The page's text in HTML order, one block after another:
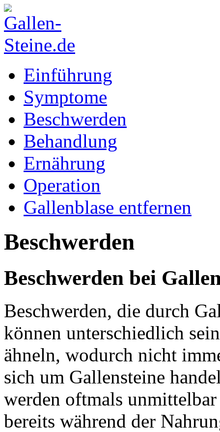
Einführung
Symptome
Beschwerden
Behandlung
Ernährung
Operation
Gallenblase entfernen
Beschwerden
Beschwerden bei
Beschwerden, die durch
können unterschiedlich
ähneln, wodurch nicht
sich um Gallensteine
werden oftmals unmittelbar
bereits während der